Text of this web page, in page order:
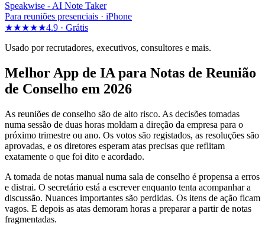
Speakwise - AI Note Taker
Para reuniões presenciais · iPhone
★★★★★4.9 · Grátis
Usado por recrutadores, executivos, consultores e mais.
Melhor App de IA para Notas de Reunião
de Conselho em 2026
As reuniões de conselho são de alto risco. As decisões tomadas
numa sessão de duas horas moldam a direção da empresa para o
próximo trimestre ou ano. Os votos são registados, as resoluções são
aprovadas, e os diretores esperam atas precisas que reflitam
exatamente o que foi dito e acordado.
A tomada de notas manual numa sala de conselho é propensa a erros
e distrai. O secretário está a escrever enquanto tenta acompanhar a
discussão. Nuances importantes são perdidas. Os itens de ação ficam
vagos. E depois as atas demoram horas a preparar a partir de notas
fragmentadas.